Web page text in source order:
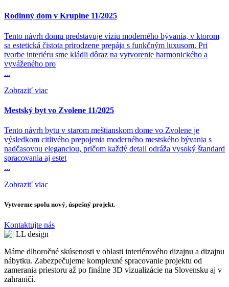
Rodinný dom v Krupine 11/2025
Tento návrh domu predstavuje víziu moderného bývania, v ktorom
sa estetická čistota prirodzene prepája s funkčným luxusom. Pri
tvorbe interiéru sme kládli dôraz na vytvorenie harmonického a
vyváženého pro
...
Zobraziť viac
Mestský byt vo Zvolene 11/2025
Tento návrh bytu v starom meštianskom dome vo Zvolene je
výsledkom citlivého prepojenia moderného mestského bývania s
nadčasovou eleganciou, pričom každý detail odráža vysoký štandard
spracovania aj estet
...
Zobraziť viac
Vytvorme spolu nový, úspešný projekt.
Kontaktujte nás
Máme dlhoročné skúsenosti v oblasti interiérového dizajnu a dizajnu
nábytku. Zabezpečujeme komplexné spracovanie projektu od
zamerania priestoru až po finálne 3D vizualizácie na Slovensku aj v
zahraničí.